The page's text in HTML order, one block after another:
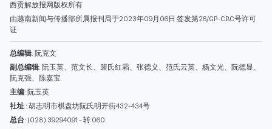
西贡解放报网版权所有
由越南新闻与传播部所属报刊局于2023年09月06日 签发第26/GP-CBC号许可
证
总编辑: 阮克文
副总编辑: 阮玉英、范文长、裴氏红霜、张德义、范氏云英、杨文光、阮德显、
阮克强、陈嘉宝
主编: 阮玉英
社址 : 胡志明市棋盘坊阮氏明开街432-434号
总台: (028) 39294091 - 转 060